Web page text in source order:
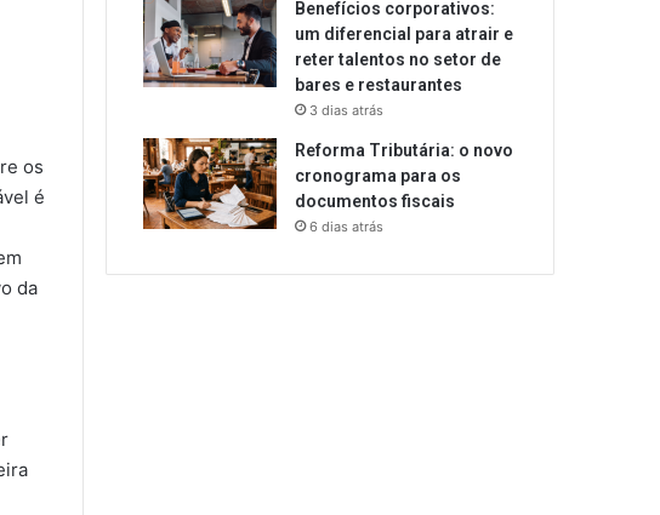
os
é
da
Benefícios corporativos:
um diferencial para atrair e
reter talentos no setor de
bares e restaurantes
3 dias atrás
Reforma Tributária: o novo
cronograma para os
documentos fiscais
6 dias atrás